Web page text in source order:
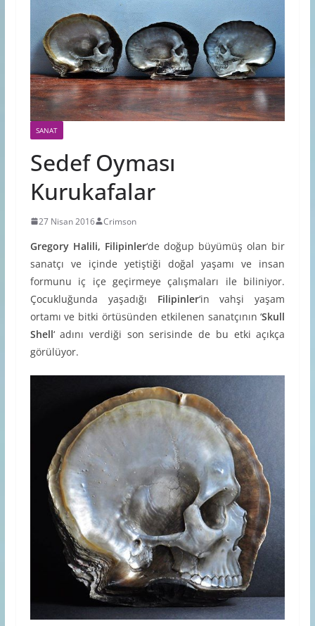
SANAT
Sedef Oyması
Kurukafalar
27 Nisan 2016 Crimson
Gregory Halili, Filipinler‘de doğup büyümüş olan bir
sanatçı ve içinde yetiştiği doğal yaşamı ve insan
formunu iç içe geçirmeye çalışmaları ile biliniyor.
Çocukluğunda yaşadığı Filipinler‘in vahşi yaşam
ortamı ve bitki örtüsünden etkilenen sanatçının ‘Skull
Shell‘ adını verdiği son serisinde de bu etki açıkça
görülüyor.